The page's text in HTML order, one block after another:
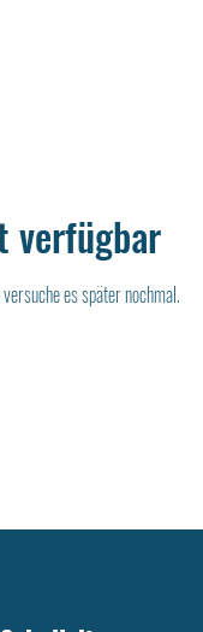
verfügbar
es später nochmal.